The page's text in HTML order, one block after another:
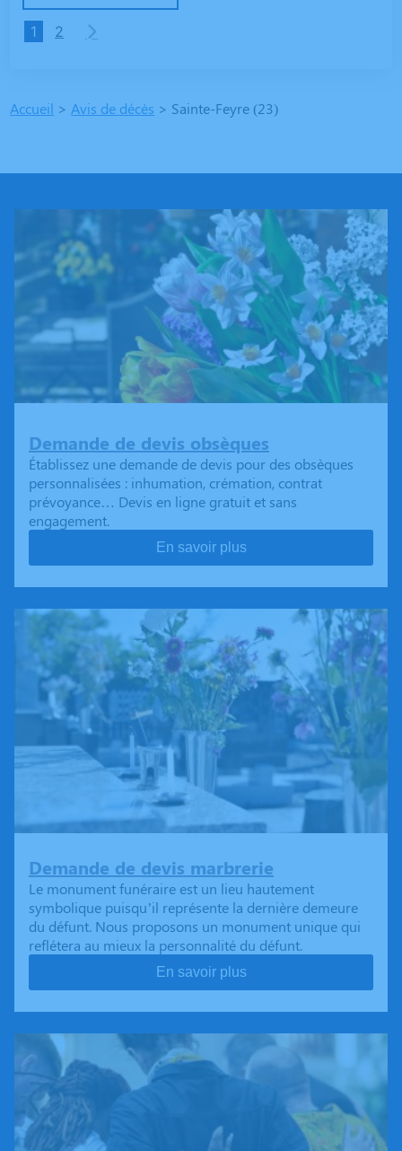
1 2
Accueil > Avis de décès > Sainte-Feyre (23)
Demande de devis obsèques
Établissez une demande de devis pour des obsèques
personnalisées : inhumation, crémation, contrat
prévoyance… Devis en ligne gratuit et sans
engagement.
En savoir plus
Demande de devis marbrerie
Le monument funéraire est un lieu hautement
symbolique puisqu’il représente la dernière demeure
du défunt. Nous proposons un monument unique qui
reflétera au mieux la personnalité du défunt.
En savoir plus